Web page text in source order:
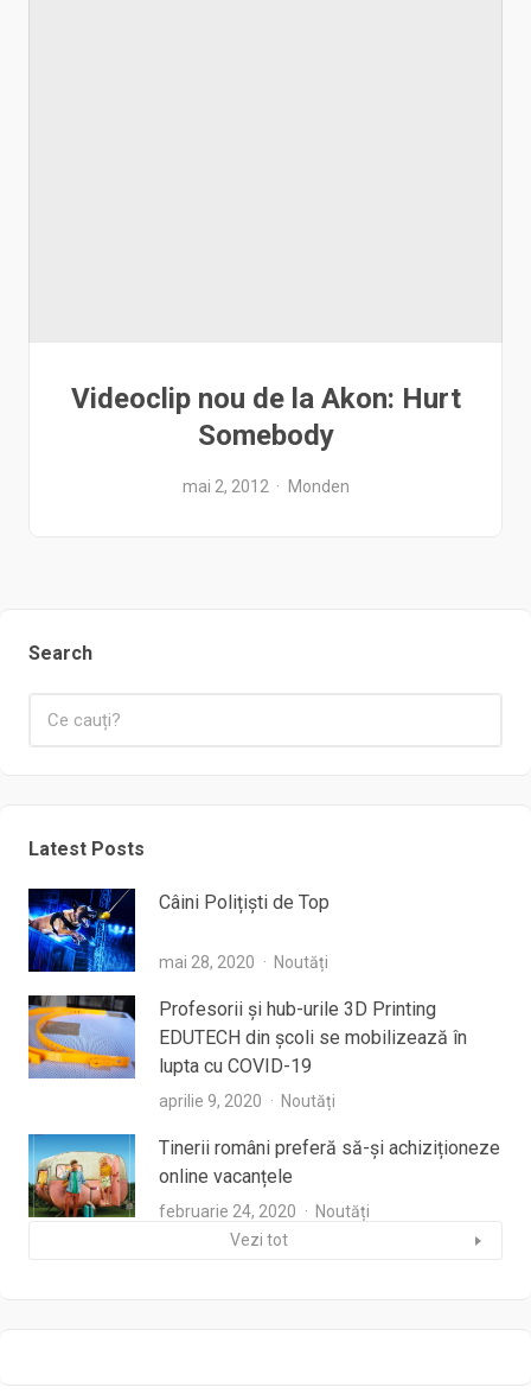
Videoclip nou de la Akon: Hurt
Somebody
mai 2, 2012 Monden
Search
Latest Posts
Câini Polițiști de Top
mai 28, 2020 Noutăți
Profesorii şi hub-urile 3D Printing
EDUTECH din şcoli se mobilizează în
lupta cu COVID-19
aprilie 9, 2020 Noutăți
Tinerii români preferă să-și achiziționeze
online vacanțele
februarie 24, 2020
Noutăți
Vezi tot